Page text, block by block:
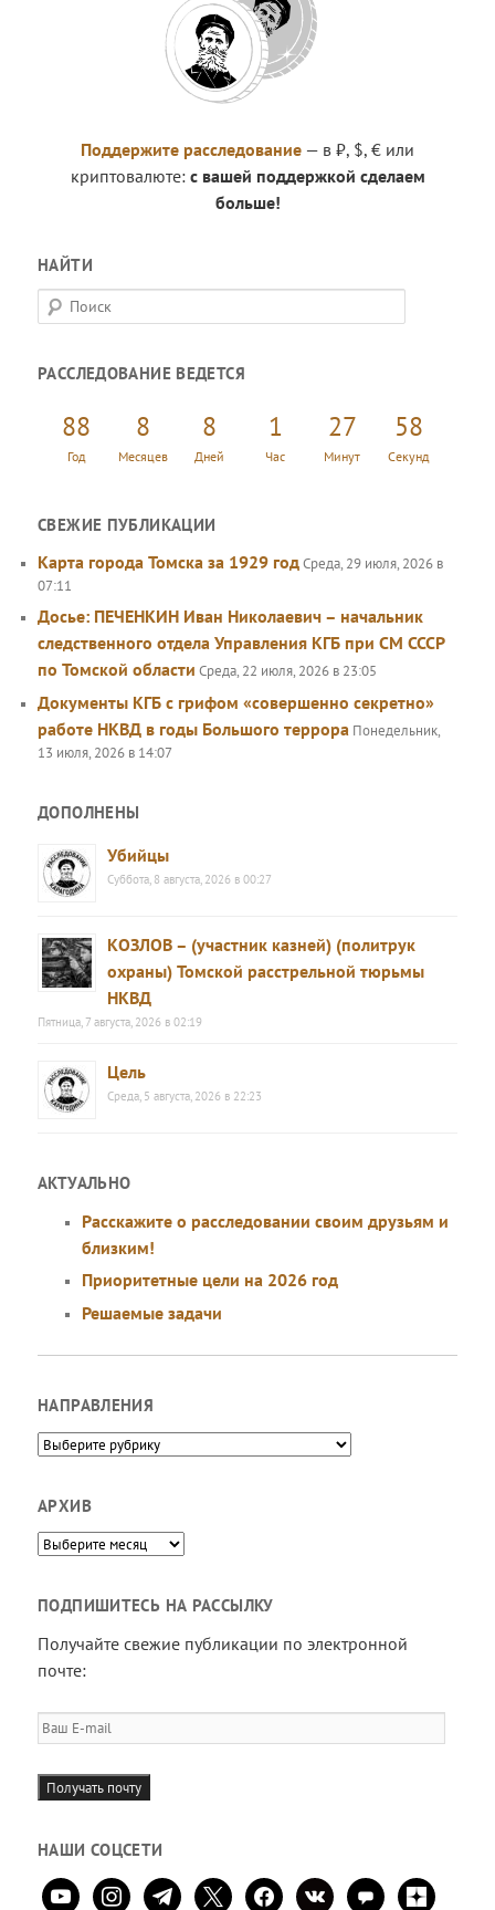
Поддержите расследование — в ₽, $, € или
криптовалюте: с вашей поддержкой сделаем
больше!
НАЙТИ
П
о
с
РАССЛЕДОВАНИЕ ВЕДЕТСЯ
88
Год
8
Месяцев
8
Дней
1
Час
27
Минут
58
Секунд
СВЕЖИЕ ПУБЛИКАЦИИ
Карта города Томска за 1929 годСреда, 29 июля, 2026 в
07:11
Досье: ПЕЧЕНКИН Иван Николаевич – начальник
следственного отдела Управления КГБ при СМ СССР
по Томской области Среда, 22 июля, 2026 в 23:05
Документы КГБ с грифом «совершенно секретно»
работе НКВД в годы Большого террора Понедельник,
13 июля, 2026 в 14:07
ДОПОЛНЕНЫ
Убийцы
Суббота, 8 августа, 2026 в 00:27
КОЗЛОВ – (участник казней) (политрук
охраны) Томской расстрельной тюрьмы
НКВД
Пятница, 7 августа, 2026 в 02:19
Цель
Среда, 5 августа, 2026 в 22:23
АКТУАЛЬНО
Расскажите о расследовании своим друзьям и
близким!
Приоритетные цели на 2026 год
Решаемые задачи
НАПРАВЛЕНИЯ
Направления
АРХИВ
Архив
ПОДПИШИТЕСЬ НА РАССЫЛКУ
Получайте свежие публикации по электронной
почте:
Ваш
E-
mail
Получать почту
НАШИ СОЦСЕТИ
youtubeinstagramtelegram
x facebookvkontaktecomment
zen-